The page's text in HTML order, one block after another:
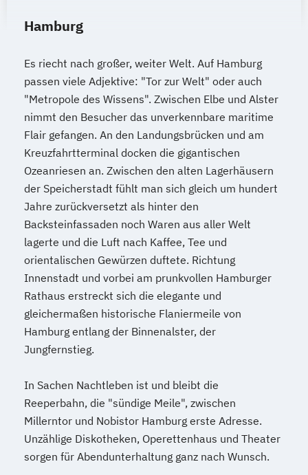
Hamburg
Es riecht nach großer, weiter Welt. Auf Hamburg
passen viele Adjektive: "Tor zur Welt" oder auch
"Metropole des Wissens". Zwischen Elbe und Alster
nimmt den Besucher das unverkennbare maritime
Flair gefangen. An den Landungsbrücken und am
Kreuzfahrtterminal docken die gigantischen
Ozeanriesen an. Zwischen den alten Lagerhäusern
der Speicherstadt fühlt man sich gleich um hundert
Jahre zurückversetzt als hinter den
Backsteinfassaden noch Waren aus aller Welt
lagerte und die Luft nach Kaffee, Tee und
orientalischen Gewürzen duftete. Richtung
Innenstadt und vorbei am prunkvollen Hamburger
Rathaus erstreckt sich die elegante und
gleichermaßen historische Flaniermeile von
Hamburg entlang der Binnenalster, der
Jungfernstieg.
In Sachen Nachtleben ist und bleibt die
Reeperbahn, die "sündige Meile", zwischen
Millerntor und Nobistor Hamburg erste Adresse.
Unzählige Diskotheken, Operettenhaus und Theater
sorgen für Abendunterhaltung ganz nach Wunsch.